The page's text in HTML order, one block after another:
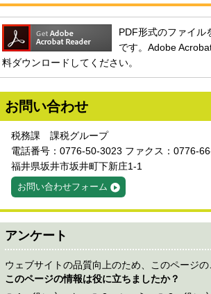
PDF形式のファイル
です。Adobe
料ダウンロードしてください。
お問い合わせ
税務課 課税グループ
電話番号：0776-50-3023 ファクス：0776-
福井県坂井市坂井町下新庄1-1
お問い合わせフォーム
アンケート
ウェブサイトの品質向上のため、このページ
このページの情報は役に立ちましたか？